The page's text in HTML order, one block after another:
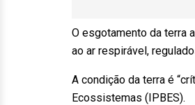
O esgotamento da terra
ao ar respirável,
A condição da terra é
Ecossistemas (IPBES).